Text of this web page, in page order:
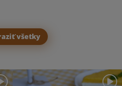
všetky